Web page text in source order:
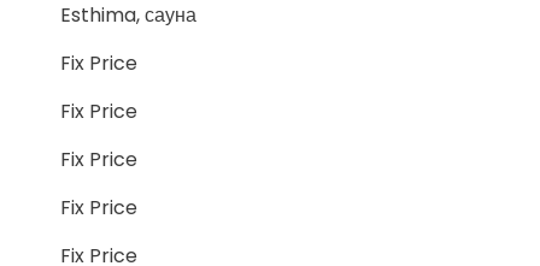
Esthima, сауна
Fix Price
Fix Price
Fix Price
Fix Price
Fix Price